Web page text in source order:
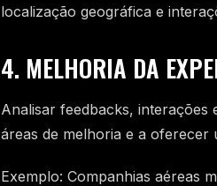
localização geográfica e
4. MELHORIA DA
Analisar feedbacks, interações
áreas de melhoria e a oferecer
Exemplo: Companhias aéreas